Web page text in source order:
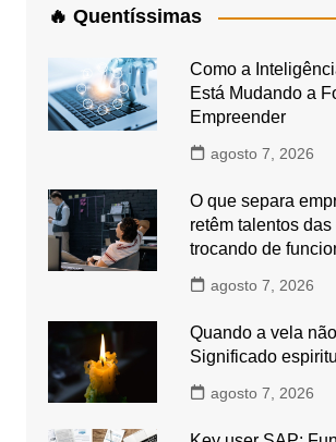
🔥 Quentíssimas
Como a
Está Mudando a
Empreender
agosto 7, 2026
O que separa
retêm talentos
trocando de
agosto 7, 2026
Quando a vela
Significado
agosto 7, 2026